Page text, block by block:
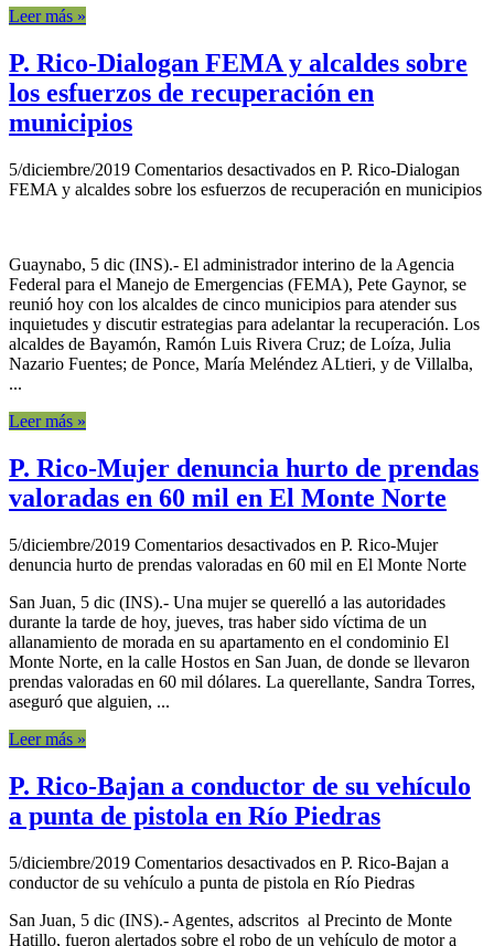
Leer más »
P. Rico-Dialogan FEMA y alcaldes sobre
los esfuerzos de recuperación en
municipios
5/diciembre/2019 Comentarios desactivados en P. Rico-Dialogan
FEMA y alcaldes sobre los esfuerzos de recuperación en municipios
Guaynabo, 5 dic (INS).- El administrador interino de la Agencia
Federal para el Manejo de Emergencias (FEMA), Pete Gaynor, se
reunió hoy con los alcaldes de cinco municipios para atender sus
inquietudes y discutir estrategias para adelantar la recuperación. Los
alcaldes de Bayamón, Ramón Luis Rivera Cruz; de Loíza, Julia
Nazario Fuentes; de Ponce, María Meléndez ALtieri, y de Villalba,
...
Leer más »
P. Rico-Mujer denuncia hurto de prendas
valoradas en 60 mil en El Monte Norte
5/diciembre/2019 Comentarios desactivados en P. Rico-Mujer
denuncia hurto de prendas valoradas en 60 mil en El Monte Norte
San Juan, 5 dic (INS).- Una mujer se querelló a las autoridades
durante la tarde de hoy, jueves, tras haber sido víctima de un
allanamiento de morada en su apartamento en el condominio El
Monte Norte, en la calle Hostos en San Juan, de donde se llevaron
prendas valoradas en 60 mil dólares. La querellante, Sandra Torres,
aseguró que alguien, ...
Leer más »
P. Rico-Bajan a conductor de su vehículo
a punta de pistola en Río Piedras
5/diciembre/2019 Comentarios desactivados en P. Rico-Bajan a
conductor de su vehículo a punta de pistola en Río Piedras
San Juan, 5 dic (INS).- Agentes, adscritos al Precinto de Monte
Hatillo, fueron alertados sobre el robo de un vehículo de motor a